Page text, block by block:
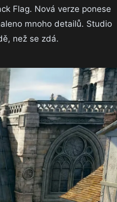
Flag. Nová verze ponese
mnoho detailů. Studio
než se zdá.